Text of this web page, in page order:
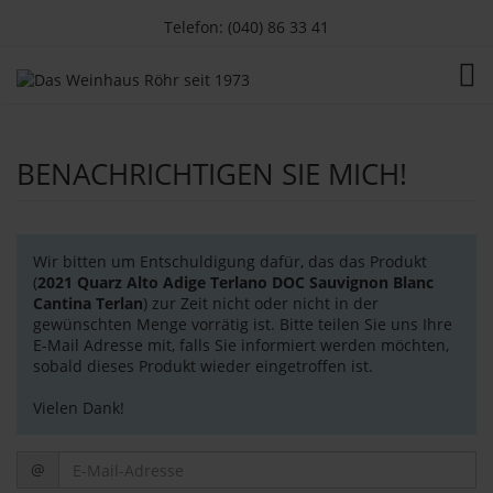
Telefon: (040) 86 33 41
BENACHRICHTIGEN SIE MICH!
Wir bitten um Entschuldigung dafür, das das Produkt
(2021 Quarz Alto Adige Terlano DOC Sauvignon Blanc
Cantina Terlan) zur Zeit nicht oder nicht in der
gewünschten Menge vorrätig ist. Bitte teilen Sie uns Ihre
E-Mail Adresse mit, falls Sie informiert werden möchten,
sobald dieses Produkt wieder eingetroffen ist.
Vielen Dank!
Mail-
@